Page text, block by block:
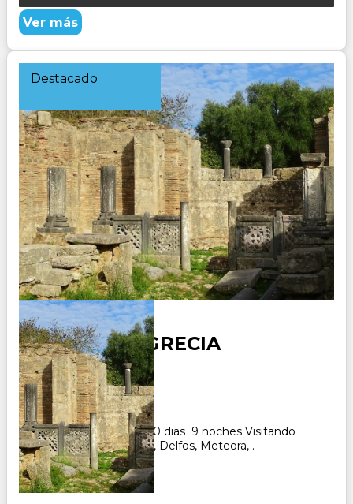
Ver más
Destacado
ALBANIA Y GRECIA
Duración:
10Días9Noches
Paquete Turistico de 10 dias 9 noches Visitando
Tirana, Atenas, Olimpia, Delfos, Meteora, .
CONSULTAR